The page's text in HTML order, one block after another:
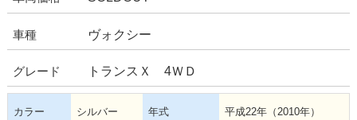
車種 ヴォクシー
グレード トランスＸ 4ＷＤ
カラー シルバー 年式 平成22年（2010年）